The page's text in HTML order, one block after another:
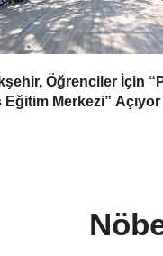
Öğrenciler İçin
Eğitim Merkezi” Açıyor